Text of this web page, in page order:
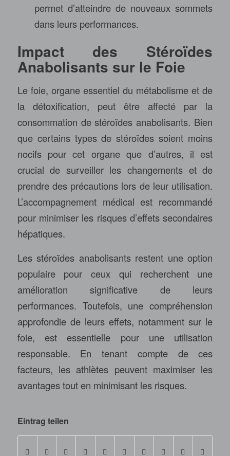
permet d’atteindre de nouveaux sommets
dans leurs performances.
Impact des Stéroïdes
Anabolisants sur le Foie
Le foie, organe essentiel du métabolisme et de
la détoxification, peut être affecté par la
consommation de stéroïdes anabolisants. Bien
que certains types de stéroïdes soient moins
nocifs pour cet organe que d’autres, il est
crucial de surveiller les changements et de
prendre des précautions lors de leur utilisation.
L’accompagnement médical est recommandé
pour minimiser les risques d’effets secondaires
hépatiques.
Les stéroïdes anabolisants restent une option
populaire pour ceux qui recherchent une
amélioration significative de leurs
performances. Toutefois, une compréhension
approfondie de leurs effets, notamment sur le
foie, est essentielle pour une utilisation
responsable. En tenant compte de ces
facteurs, les athlètes peuvent maximiser les
avantages tout en minimisant les risques.
Eintrag teilen